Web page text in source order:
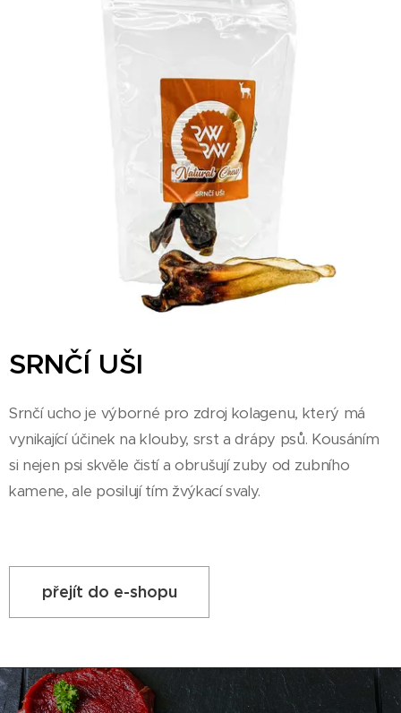
SRNČÍ UŠI
Srnčí ucho je výborné pro zdroj kolagenu, který má
vynikající účinek na klouby, srst a drápy psů. Kousáním
si nejen psi skvěle čistí a obrušují zuby od zubního
kamene, ale posilují tím žvýkací svaly.
přejít do e-shopu